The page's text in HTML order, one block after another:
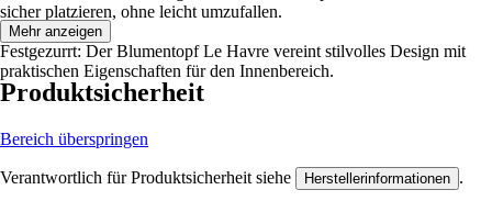
sicher platzieren, ohne leicht umzufallen.
Festgezurrt: Der Blumentopf Le Havre vereint stilvolles Design mit
praktischen Eigenschaften für den Innenbereich.
Mehr anzeigen
Produktsicherheit
Bereich überspringen
Verantwortlich für Produktsicherheit siehe Herstellerinformationen .